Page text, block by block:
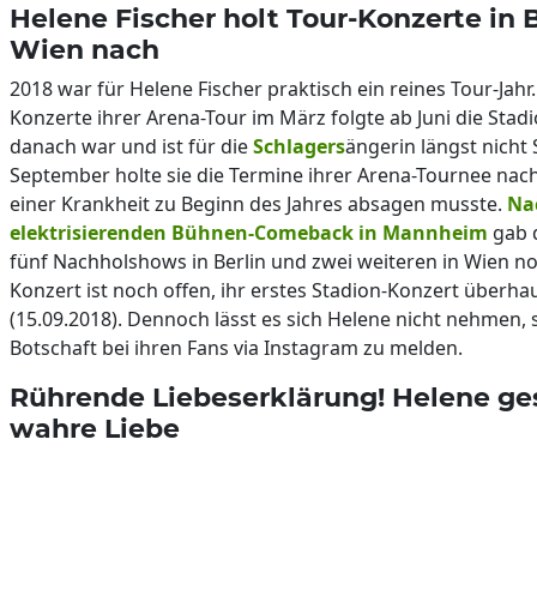
Helene Fischer holt Tour-Konzerte in
Wien nach
2018 war für Helene Fischer praktisch ein reines Tour-
Konzerte ihrer Arena-Tour im März folgte ab Juni die
danach war und ist für dieSchlagersängerin längst nicht
September holte sie die Termine ihrer Arena-Tournee
einer Krankheit zu Beginn des Jahres absagen musste.
elektrisierenden Bühnen-Comeback in Mannheim gab
fünf Nachholshows in Berlin und zwei weiteren in Wien
Konzert ist noch offen, ihr erstes Stadion-Konzert
(15.09.2018). Dennoch lässt es sich Helene nicht nehmen,
Botschaft bei ihren Fans via Instagram zu melden.
Rührende Liebeserklärung! Helene
wahre Liebe